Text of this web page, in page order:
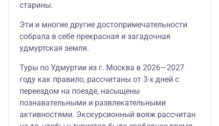
старины.
Эти и многие другие достопримечательности
собрала в себе прекрасная и загадочная
удмуртская земля.
Туры по Удмуртии из г. Москва в 2026—2027
году как правило, рассчитаны от 3-х дней с
переездом на поезде, насыщены
познавательными и развлекательными
активностями. Экскурсионный вояж рассчитан